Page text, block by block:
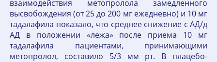
взаимодействия метопролола замедленного
высвобождения (от 25 до 200 мг ежедневно) и 10 мг
тадалафила показало, что среднее снижение с АД/д
АД в положении «лежа» после приема 10 мг
тадалафила пациентами, принимающими
метопролол, составило 5/3 мм рт. В плацебо-